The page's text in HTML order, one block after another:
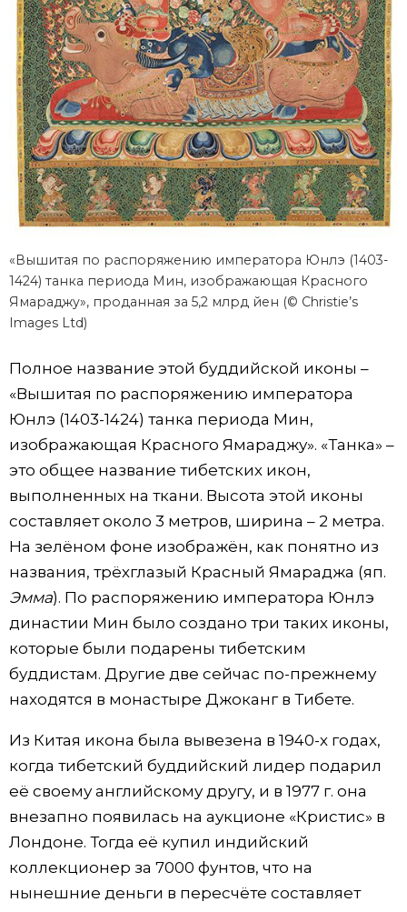
«Вышитая по распоряжению императора Юнлэ (1403-
1424) танка периода Мин, изображающая Красного
Ямараджу», проданная за 5,2 млрд йен (© Christie’s
Images Ltd)
Полное название этой буддийской иконы –
«Вышитая по распоряжению императора
Юнлэ (1403-1424) танка периода Мин,
изображающая Красного Ямараджу». «Танка» –
это общее название тибетских икон,
выполненных на ткани. Высота этой иконы
составляет около 3 метров, ширина – 2 метра.
На зелёном фоне изображён, как понятно из
названия, трёхглазый Красный Ямараджа (яп.
Эмма). По распоряжению императора Юнлэ
династии Мин было создано три таких иконы,
которые были подарены тибетским
буддистам. Другие две сейчас по-прежнему
находятся в монастыре Джоканг в Тибете.
Из Китая икона была вывезена в 1940-х годах,
когда тибетский буддийский лидер подарил
её своему английскому другу, и в 1977 г. она
внезапно появилась на аукционе «Кристис» в
Лондоне. Тогда её купил индийский
коллекционер за 7000 фунтов, что на
нынешние деньги в пересчёте составляет